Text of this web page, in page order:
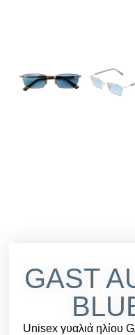
GAST
Unisex γυαλιά ηλίου